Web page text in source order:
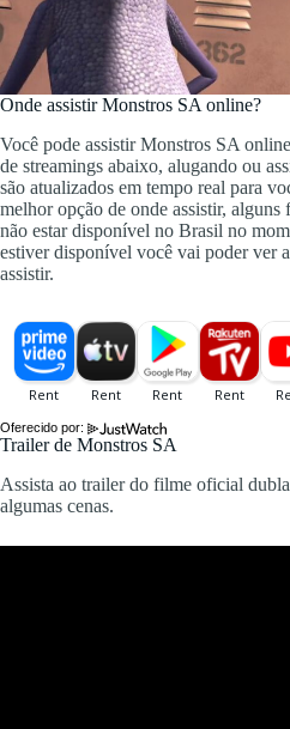
Onde assistir Monstros SA online?
Você pode assistir Monstros SA
de streamings abaixo, alugando ou
são atualizados em tempo real para
melhor opção de onde assistir, alguns
não estar disponível no Brasil no
estiver disponível você vai poder ver
assistir.
Oferecido por:
Trailer de Monstros SA
Assista ao trailer do filme oficial
algumas cenas.